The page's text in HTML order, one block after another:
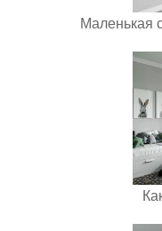
Маленькая